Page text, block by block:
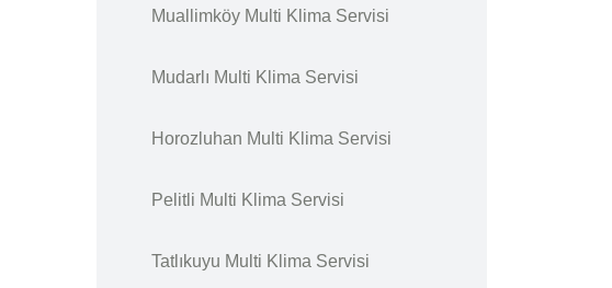
Muallimköy Multi Klima Servisi
Mudarlı Multi Klima Servisi
Horozluhan Multi Klima Servisi
Pelitli Multi Klima Servisi
Tatlıkuyu Multi Klima Servisi